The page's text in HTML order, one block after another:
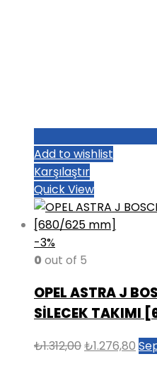
Add to wishlist
Karşılaştır
Quick View
-3%
0 out of 5
OPEL ASTRA J
SİLECEK TAKIMI
₺1.312,00Orijinal
₺1.276,80 Şu